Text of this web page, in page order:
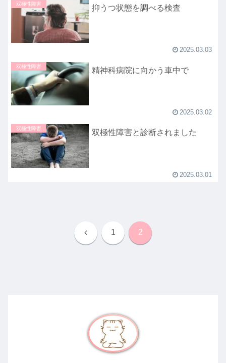
双極性障害 抑うつ状態を調べる検査
2025.03.03
双極性障害 精神科病院に向かう車中で
2025.03.02
双極性障害 双極性障害と診断されました
2025.03.01
前 1 2